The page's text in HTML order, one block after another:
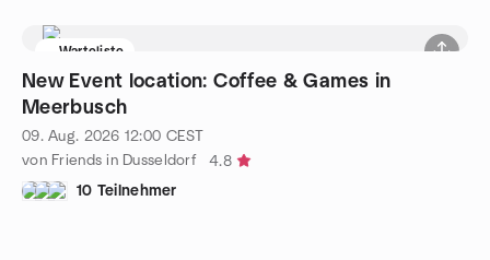
Warteliste
New Event location: Coffee & Games in
Meerbusch
09. Aug. 2026 12:00 CEST
von Friends in Dusseldorf
4.8
10 Teilnehmer